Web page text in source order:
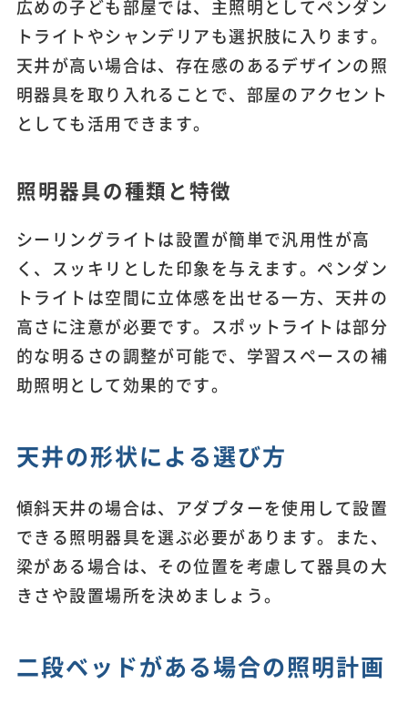
広めの子ども部屋では、主照明としてペンダン
トライトやシャンデリアも選択肢に入ります。
天井が高い場合は、存在感のあるデザインの照
明器具を取り入れることで、部屋のアクセント
としても活用できます。
照明器具の種類と特徴
シーリングライトは設置が簡単で汎用性が高
く、スッキリとした印象を与えます。ペンダン
トライトは空間に立体感を出せる一方、天井の
高さに注意が必要です。スポットライトは部分
的な明るさの調整が可能で、学習スペースの補
助照明として効果的です。
天井の形状による選び方
傾斜天井の場合は、アダプターを使用して設置
できる照明器具を選ぶ必要があります。また、
梁がある場合は、その位置を考慮して器具の大
きさや設置場所を決めましょう。
二段ベッドがある場合の照明計画